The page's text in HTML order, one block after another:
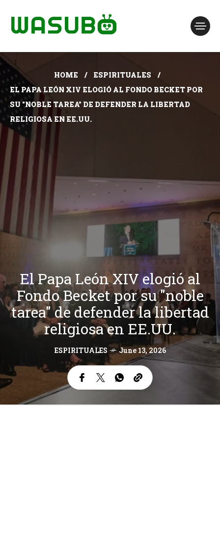
HOME
ESPIRITUALES
EL PAPA LEÓN XIV ELOGIÓ AL FONDO BECKET POR
SU "NOBLE TAREA" DE DEFENDER LA LIBERTAD
RELIGIOSA EN EE.UU.
El Papa León XIV elogió al
Fondo Becket por su "noble
tarea" de defender la libertad
religiosa en EE.UU.
ESPIRITUALES June 13, 2026